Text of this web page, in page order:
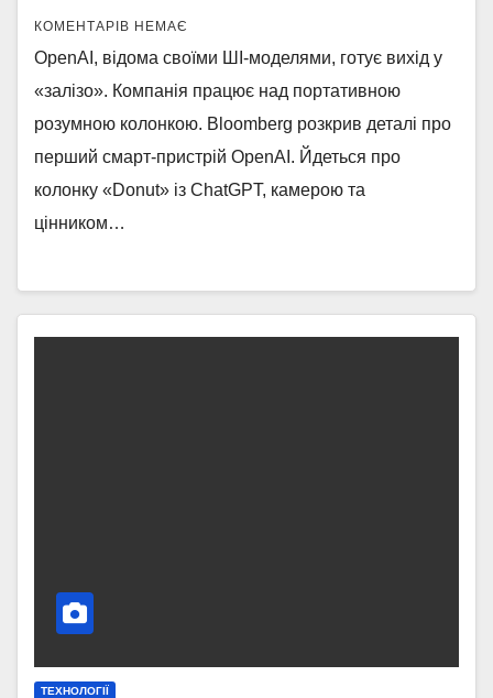
КОМЕНТАРІВ НЕМАЄ
OpenAI, відома своїми ШІ-моделями, готує вихід у
«залізо». Компанія працює над портативною
розумною колонкою. Bloomberg розкрив деталі про
перший смарт-пристрій OpenAI. Йдеться про
колонку «Donut» із ChatGPT, камерою та
цінником…
ТЕХНОЛОГІЇ